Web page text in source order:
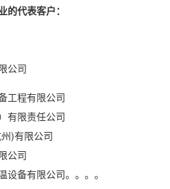
的代表客户：
公司
工程有限公司
有限责任公司
)有限公司
公司
设备有限公司。。。。